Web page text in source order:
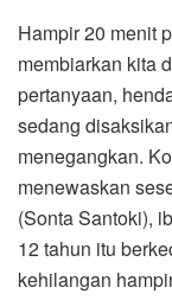
Hampir 20 menit
membiarkan kita
pertanyaan,
sedang
menegangkan.
menewaskan
(Sonta Santoki),
12 tahun itu
kehilangan